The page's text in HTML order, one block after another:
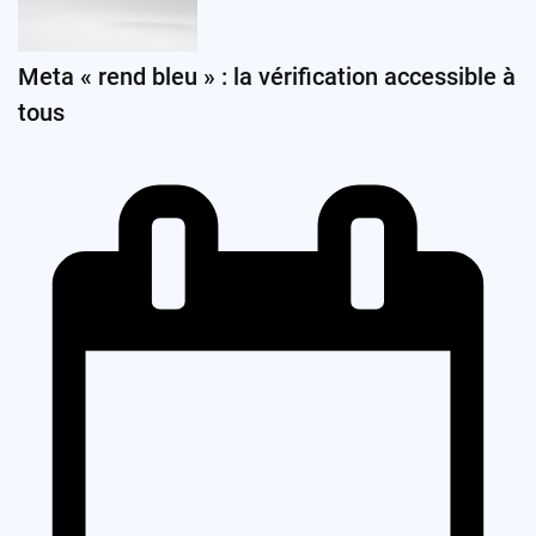
Meta « rend bleu » : la vérification accessible à
tous